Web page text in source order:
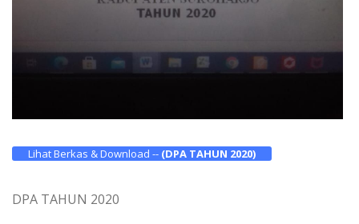
Lihat Berkas & Download -- (DPA TAHUN 2020)
DPA TAHUN 2020